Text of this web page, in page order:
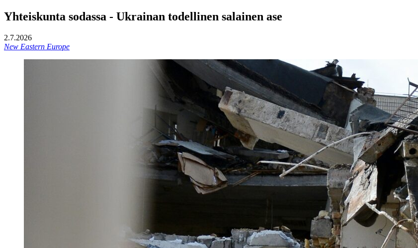
Yhteiskunta sodassa - Ukrainan todellinen salainen ase
2.7.2026
New Eastern Europe